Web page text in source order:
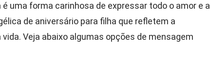
uma forma carinhosa de expressar todo o amor e a
de aniversário para filha que refletem a
Veja abaixo algumas opções de mensagem